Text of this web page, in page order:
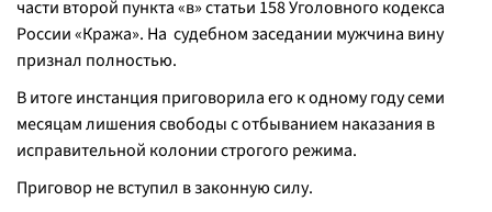
части второй пункта «в» статьи 158 Уголовного кодекса
России «Кража». На судебном заседании мужчина вину
признал полностью.
В итоге инстанция приговорила его к одному году семи
месяцам лишения свободы с отбыванием наказания в
исправительной колонии строгого режима.
Приговор не вступил в законную силу.